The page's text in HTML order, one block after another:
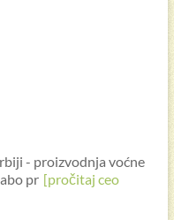
- proizvodnja voćne
pr [pročitaj ceo